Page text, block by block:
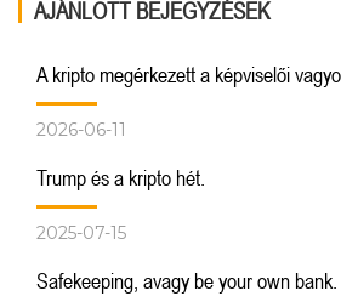
AJÁNLOTT BEJEGYZÉSEK
A kripto megérkezett a képviselői
2026-06-11
Trump és a kripto hét.
2025-07-15
Safekeeping, avagy be your own bank.